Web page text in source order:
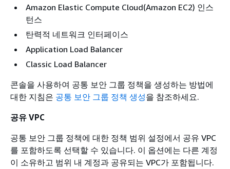
Amazon Elastic Compute Cloud(Amazon EC2) 인스
턴스
탄력적 네트워크 인터페이스
Application Load Balancer
Classic Load Balancer
콘솔을 사용하여 공통 보안 그룹 정책을 생성하는 방법에
대한 지침은 공통 보안 그룹 정책 생성을 참조하세요.
공유 VPC
공통 보안 그룹 정책에 대한 정책 범위 설정에서 공유 VPC
를 포함하도록 선택할 수 있습니다. 이 옵션에는 다른 계정
이 소유하고 범위 내 계정과 공유되는 VPC가 포함됩니다.